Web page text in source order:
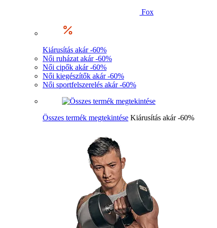
Fox
Kiárusítás akár -60%
Női ruházat akár -60%
Női cipők akár -60%
Női kiegészítők akár -60%
Női sportfelszerelés akár -60%
Összes termék megtekintése Kiárusítás akár -60%